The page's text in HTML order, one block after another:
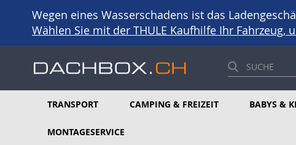
Wegen eines Wasserschadens ist das
Wählen Sie mit der THULE Kaufhilfe Ihr Fahrzeug,
TRANSPORT CAMPING & FREIZEIT BABYS &
MONTAGESERVICE